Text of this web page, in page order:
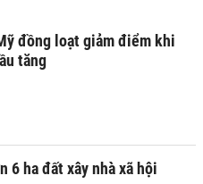
đồng loạt giảm điểm khi
tăng
6 ha đất xây nhà xã hội